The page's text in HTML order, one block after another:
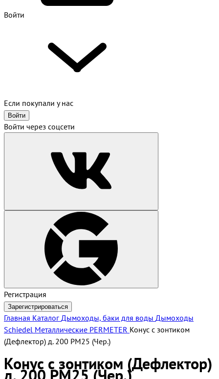
Войти
Если покупали у нас
Войти
Войти через соцсети
Регистрация
Зарегистрироваться
Главная Каталог Дымоходы, баки для воды Дымоходы
Schiedel Металлические PERMETER Конус с зонтиком
(Дефлектор) д. 200 РМ25 (Чер.)
Конус с зонтиком (Дефлектор)